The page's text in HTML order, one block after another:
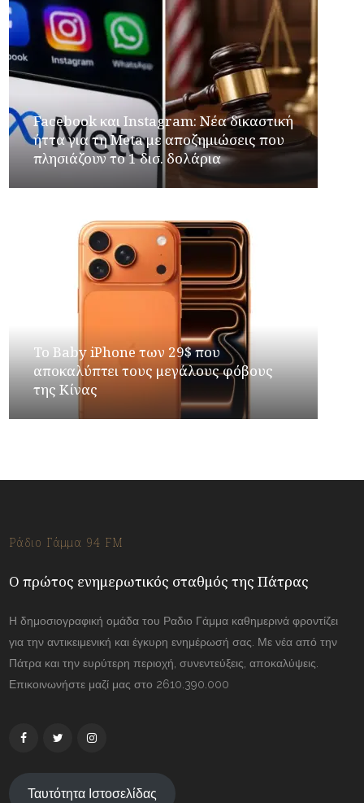
Facebook και Instagram: Νέα δικαστική
ήττα για τη Meta με αποζημιώσεις που
πλησιάζουν το 1 δισ. δολάρια
Το Baby iPhone των 29$ που
αποκαλύπτει τους μεγάλους φόβους
της Κίνας
Ράδιο Γάμμα 94 FM
Ο πρώτος ενημερωτικός σταθμός της Πάτρας
Η δημοσιογραφική ομάδα του Ραδιο Γάμμα καθημερινά φροντίζει
για την αντικειμενική και έγκυρη ενημέρωσή σας. Με νέα από την
Πάτρα και την ευρύτερη περιοχή, συνεντεύξεις, αποκαλύψεις.
Επικοινωνήστε μαζί μας στο 2610.390.000
Ταυτότητα Ιστοσελίδας